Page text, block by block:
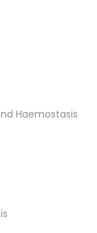
Haemostasis